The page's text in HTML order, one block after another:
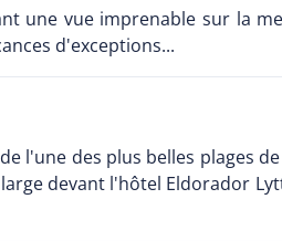
une vue imprenable sur la
d'exceptions...
l'une des plus belles plages
devant l'hôtel Eldorador